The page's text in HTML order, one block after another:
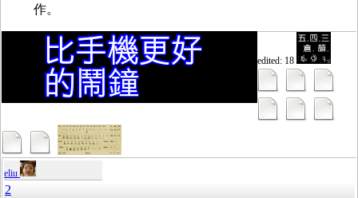
作。
edited: 18
eliu
2